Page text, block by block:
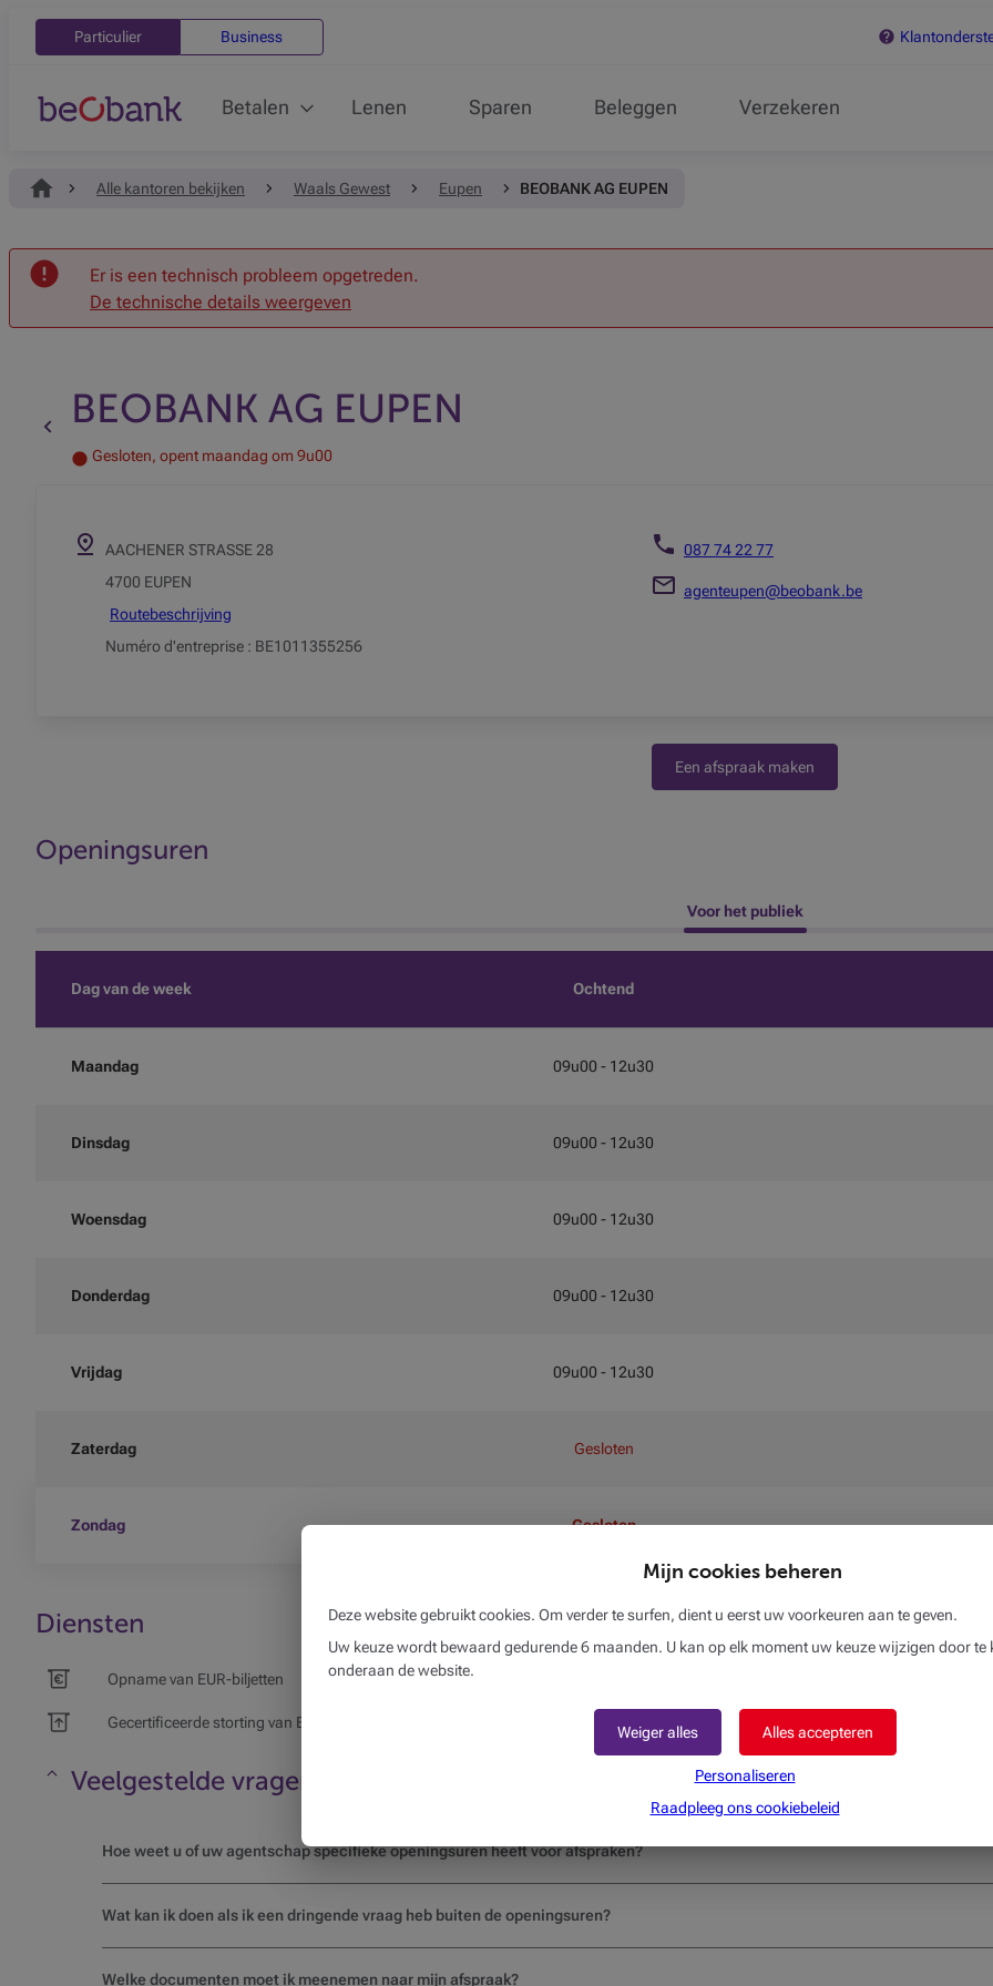
Particulier Business
Betalen Lenen Sparen Beleggen Verzekeren
Alle kantoren bekijken Waals Gewest Eupen BEOBANK AG EUPEN
Er is een technisch probleem opgetreden.
De technische details weergeven
Terug naar de vorige pagina
BEOBANK AG EUPEN
Gesloten, opent maandag om 9u00
AACHENER STRASSE 28
4700 EUPEN
Routebeschrijving
Numéro d'entreprise : BE1011355256
087 74 22 77
agenteupen@beobank.be
Een afspraak maken
Openingsuren
Voor het publiek
Dag van de week Ochtend
Maandag 09u00 - 12u30
Dinsdag 09u00 - 12u30
Woensdag 09u00 - 12u30
Donderdag 09u00 - 12u30
Vrijdag 09u00 - 12u30
Zaterdag Gesloten
Zondag Gesloten
Diensten
Opname van EUR-biljetten
Gecertificeerde storting van EUR-biljetten
Maskeren
Veelgestelde vragen
Hoe weet u of uw agentschap specifieke openingsuren heeft voor afspraken?
Wat kan ik doen als ik een dringende vraag heb buiten de openingsuren?
Welke documenten moet ik meenemen naar mijn afspraak?
Mijn cookies beheren
Deze website gebruikt cookies. Om verder te surfen, dient u eerst uw voorkeuren aan te geven.
Uw keuze wordt bewaard gedurende 6 maanden. U kan op elk moment uw keuze wijzigen door te
onderaan de website.
Alles accepteren
Weiger alles
Personaliseren
Raadpleeg ons cookiebeleid